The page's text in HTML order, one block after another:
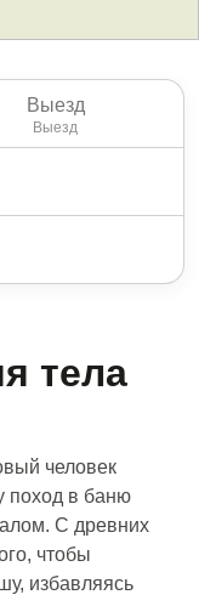
Выезд
тела
человек
поход в баню
С древних
чтобы
избавляясь